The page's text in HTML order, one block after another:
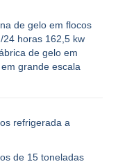
de gelo em flocos
24 horas 162,5 kw
de gelo em
grande escala
refrigerada a
de 15 toneladas